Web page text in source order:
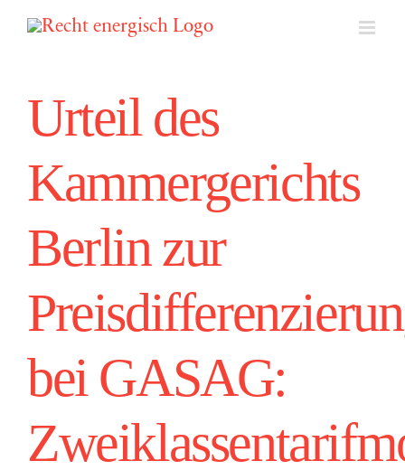
Urteil des
Kammergerichts
Berlin zur
bei GASAG: